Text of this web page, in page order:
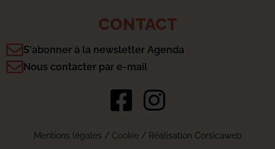
CONTACT
S'abonner à la newsletter Agenda
Nous contacter par e-mail
Mentions légales / Cookie/ Réalisation Corsicaweb